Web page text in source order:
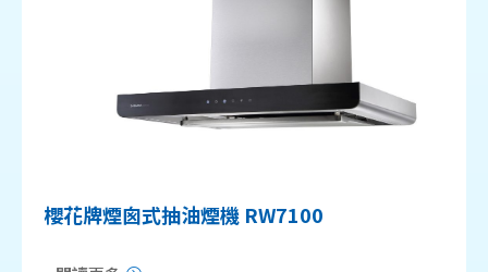
櫻花牌煙囪式抽油煙機 RW7100